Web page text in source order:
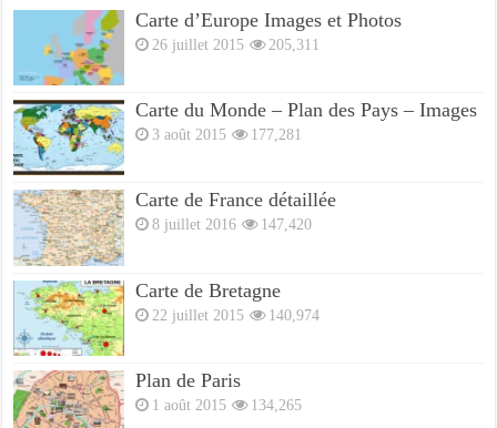
Carte d’Europe Images et Photos
26 juillet 2015 205,311
Carte du Monde – Plan des Pays – Images
3 août 2015 177,281
Carte de France détaillée
8 juillet 2016 147,420
Carte de Bretagne
22 juillet 2015 140,974
Plan de Paris
1 août 2015 134,265